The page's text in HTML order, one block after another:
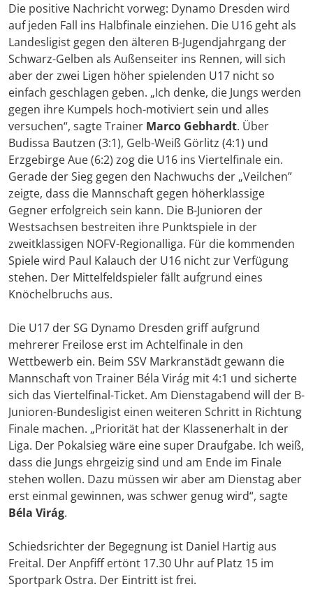
Die positive Nachricht vorweg: Dynamo Dresden wird
auf jeden Fall ins Halbfinale einziehen. Die U16 geht als
Landesligist gegen den älteren B-Jugendjahrgang der
Schwarz-Gelben als Außenseiter ins Rennen, will sich
aber der zwei Ligen höher spielenden U17 nicht so
einfach geschlagen geben. „Ich denke, die Jungs werden
gegen ihre Kumpels hoch-motiviert sein und alles
versuchen“, sagte Trainer Marco Gebhardt. Über
Budissa Bautzen (3:1), Gelb-Weiß Görlitz (4:1) und
Erzgebirge Aue (6:2) zog die U16 ins Viertelfinale ein.
Gerade der Sieg gegen den Nachwuchs der „Veilchen”
zeigte, dass die Mannschaft gegen höherklassige
Gegner erfolgreich sein kann. Die B-Junioren der
Westsachsen bestreiten ihre Punktspiele in der
zweitklassigen NOFV-Regionalliga. Für die kommenden
Spiele wird Paul Kalauch der U16 nicht zur Verfügung
stehen. Der Mittelfeldspieler fällt aufgrund eines
Knöchelbruchs aus.
Die U17 der SG Dynamo Dresden griff aufgrund
mehrerer Freilose erst im Achtelfinale in den
Wettbewerb ein. Beim SSV Markranstädt gewann die
Mannschaft von Trainer Béla Virág mit 4:1 und sicherte
sich das Viertelfinal-Ticket. Am Dienstagabend will der B-
Junioren-Bundesligist einen weiteren Schritt in Richtung
Finale machen. „Priorität hat der Klassenerhalt in der
Liga. Der Pokalsieg wäre eine super Draufgabe. Ich weiß,
dass die Jungs ehrgeizig sind und am Ende im Finale
stehen wollen. Dazu müssen wir aber am Dienstag aber
erst einmal gewinnen, was schwer genug wird“, sagte
Béla Virág.
Schiedsrichter der Begegnung ist Daniel Hartig aus
Freital. Der Anpfiff ertönt 17.30 Uhr auf Platz 15 im
Sportpark Ostra. Der Eintritt ist frei.